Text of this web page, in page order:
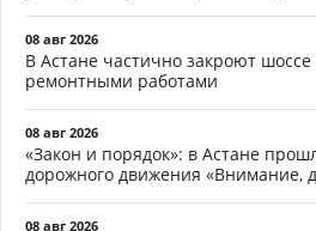
08 авг 2026
В Астане частично закроют
ремонтными работами
08 авг 2026
«Закон и порядок»: в Астане
дорожного движения «Внимание,
08 авг 2026